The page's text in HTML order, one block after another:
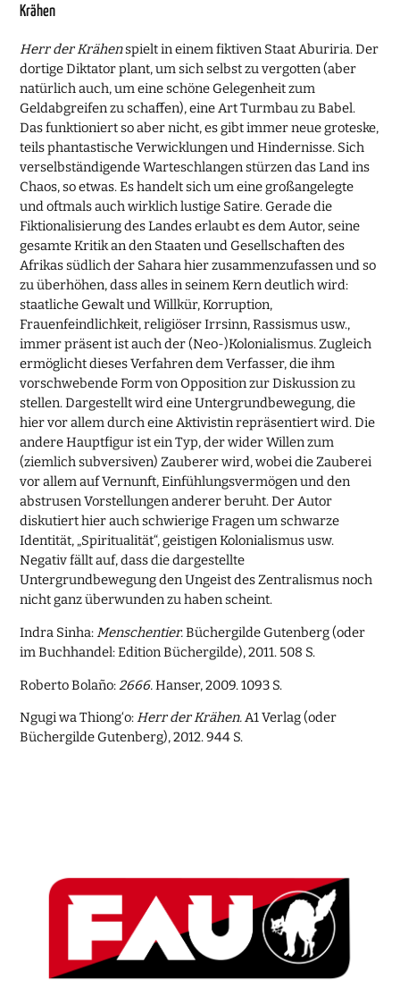
Krähen
Herr der Krähenspielt in einem fiktiven Staat Aburiria. Der
dortige Diktator plant, um sich selbst zu vergotten (aber
natürlich auch, um eine schöne Gelegenheit zum
Geldabgreifen zu schaffen), eine Art Turmbau zu Babel.
Das funktioniert so aber nicht, es gibt immer neue groteske,
teils phantastische Verwicklungen und Hindernisse. Sich
verselbständigende Warteschlangen stürzen das Land ins
Chaos, so etwas. Es handelt sich um eine großangelegte
und oftmals auch wirklich lustige Satire. Gerade die
Fiktionalisierung des Landes erlaubt es dem Autor, seine
gesamte Kritik an den Staaten und Gesellschaften des
Afrikas südlich der Sahara hier zusammenzufassen und so
zu überhöhen, dass alles in seinem Kern deutlich wird:
staatliche Gewalt und Willkür, Korruption,
Frauenfeindlichkeit, religiöser Irrsinn, Rassismus usw.,
immer präsent ist auch der (Neo-)Kolonialismus. Zugleich
ermöglicht dieses Verfahren dem Verfasser, die ihm
vorschwebende Form von Opposition zur Diskussion zu
stellen. Dargestellt wird eine Untergrundbewegung, die
hier vor allem durch eine Aktivistin repräsentiert wird. Die
andere Hauptfigur ist ein Typ, der wider Willen zum
(ziemlich subversiven) Zauberer wird, wobei die Zauberei
vor allem auf Vernunft, Einfühlungsvermögen und den
abstrusen Vorstellungen anderer beruht. Der Autor
diskutiert hier auch schwierige Fragen um schwarze
Identität, „Spiritualität“, geistigen Kolonialismus usw.
Negativ fällt auf, dass die dargestellte
Untergrundbewegung den Ungeist des Zentralismus noch
nicht ganz überwunden zu haben scheint.
Indra Sinha:Menschentier.Büchergilde Gutenberg (oder
im Buchhandel: Edition Büchergilde), 2011. 508 S.
Roberto Bolaño:2666.Hanser, 2009. 1093 S.
Ngugi wa Thiong‘o:Herr der Krähen.A1 Verlag (oder
Büchergilde Gutenberg), 2012. 944 S.